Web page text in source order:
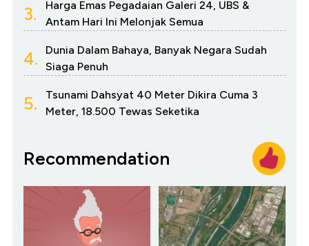
3.
Harga Emas Pegadaian Galeri 24, UBS &
Antam Hari Ini Melonjak Semua
4.
Dunia Dalam Bahaya, Banyak Negara Sudah
Siaga Penuh
5.
Tsunami Dahsyat 40 Meter Dikira Cuma 3
Meter, 18.500 Tewas Seketika
Recommendation